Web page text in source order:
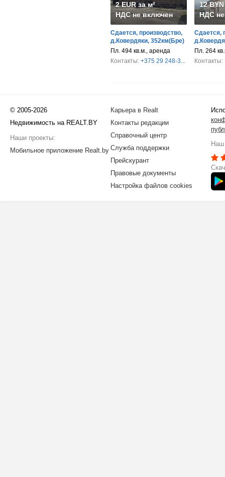
2 EUR за м²
НДС не включен
Сдается, производство,
д.Ковердяки, 352км(Бре)
Пл. 494 кв.м., аренда
Контакты: +375 29 248-3...
12 BYN
НДС
Сдается,
Пл. 264
Контакты:
© 2005-2026
Недвижимость на REALT.BY
Наши проекты:
Мобильное приложение Realt.by
Карьера в Realt
Контакты редакции
Справочный центр
Служба поддержки
Прейскурант
Правовые документы
Настройка файлов cookies
Наш